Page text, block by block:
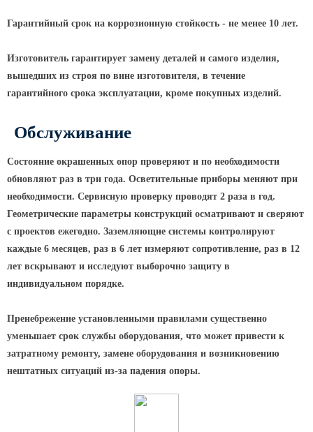
Парковые опоры
Световые комплексы
Стойка паркового светильника
стойки SP
Парковые опоры декоративные
Торшерные опоры освещения
Парковые светильники
Светильник уличный
светодиодный консольный
Уличные торшерные светильники
Парковые прожекторы
ограждений
Светильники специального
Уличные фонари 6 метров
Гарантийный срок на коррозионную стойкость - не менее 10 лет.
Изготовитель гарантирует замену деталей и самого изделия,
вышедших из строя по вине изготовителя, в течение
гарантийного срока эксплуатации, кроме покупных изделий.
Обслуживание
Состояние окрашенных опор проверяют и по необходимости
обновляют раз в три года. Осветительные приборы меняют при
необходимости. Сервисную проверку проводят 2 раза в год.
Геометрические параметры конструкций осматривают и сверяют
с проектов ежегодно. Заземляющие системы контролируют
каждые 6 месяцев, раз в 6 лет измеряют сопротивление, раз в 12
лет вскрывают и исследуют выборочно защиту в
индивидуальном порядке.
Пренебрежение установленными правилами существенно
уменьшает срок службы оборудования, что может привести к
затратному ремонту, замене оборудования и возникновению
нештатных ситуаций из-за падения опоры.